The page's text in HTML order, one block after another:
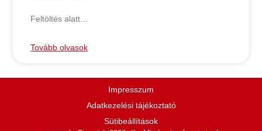
Feltöltés alatt…
Tovább olvasok
Impresszum
Adatkezelési tájékoztató
Sütibeállítások